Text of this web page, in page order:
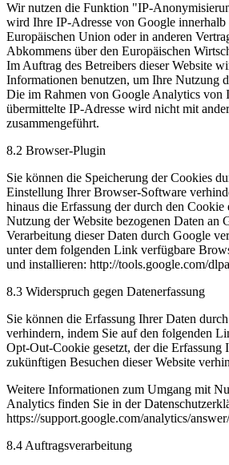
Wir nutzen die Funktion "IP-
wird Ihre IP-Adresse von Google
Europäischen Union oder in anderen
Abkommens über den Europäischen
Im Auftrag des Betreibers dieser Website
Informationen benutzen, um Ihre Nutzung
Die im Rahmen von Google Analytics von
übermittelte IP-Adresse wird nicht mit
zusammengeführt.
8.2 Browser-Plugin
Sie können die Speicherung der Cookies
Einstellung Ihrer Browser-Software
hinaus die Erfassung der durch den Cookie
Nutzung der Website bezogenen Daten an
Verarbeitung dieser Daten durch Google
unter dem folgenden Link verfügbare
und installieren: http://tools.google.com/
8.3 Widerspruch gegen Datenerfassung
Sie können die Erfassung Ihrer Daten
verhindern, indem Sie auf den folgenden
Opt-Out-Cookie gesetzt, der die Erfassung
zukünftigen Besuchen dieser Website
Weitere Informationen zum Umgang mit
Analytics finden Sie in der
https://support.google.com/analytics/
8.4 Auftragsverarbeitung